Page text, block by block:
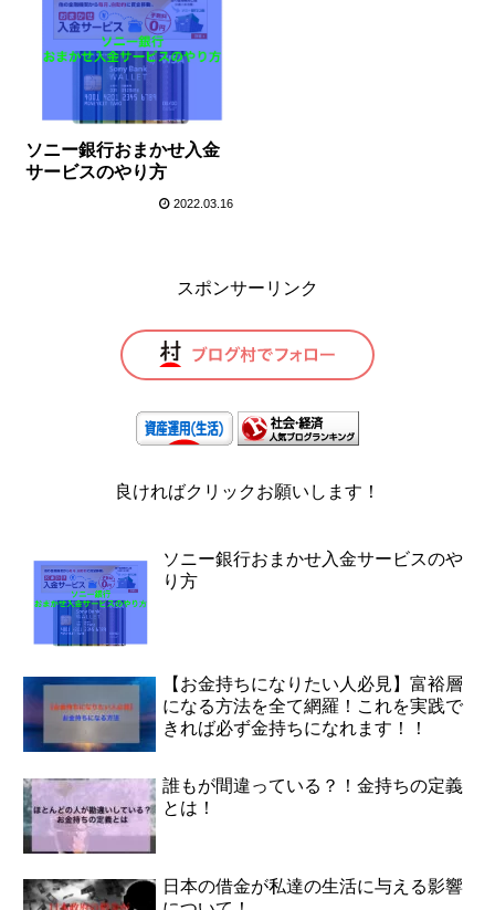
ソニー銀行おまかせ入金
サービスのやり方
2022.03.16
スポンサーリンク
良ければクリックお願いします！
ソニー銀行おまかせ入金サービスのや
り方
【お金持ちになりたい人必見】富裕層
になる方法を全て網羅！これを実践で
きれば必ず金持ちになれます！！
誰もが間違っている？！金持ちの定義
とは！
日本の借金が私達の生活に与える影響